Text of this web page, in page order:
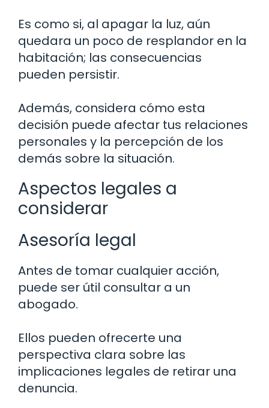
Es como si, al apagar la luz, aún
quedara un poco de resplandor en la
habitación; las consecuencias
pueden persistir.
Además, considera cómo esta
decisión puede afectar tus relaciones
personales y la percepción de los
demás sobre la situación.
Aspectos legales a
considerar
Asesoría legal
Antes de tomar cualquier acción,
puede ser útil consultar a un
abogado.
Ellos pueden ofrecerte una
perspectiva clara sobre las
implicaciones legales de retirar una
denuncia.